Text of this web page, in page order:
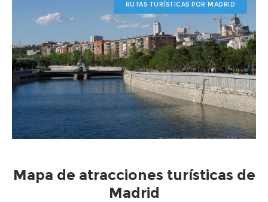
RUTAS TURÍSTICAS POR MADRID
Mapa de atracciones turísticas de
Madrid